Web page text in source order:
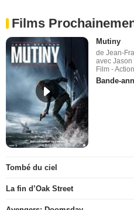
Films
Mutiny
de Jean-
avec Jason
Film - Action
Bande-
Tombé du ciel
La fin d’Oak Street